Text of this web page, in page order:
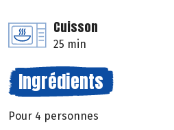
Cuisson
25 min
Ingrédients
Pour 4 personnes